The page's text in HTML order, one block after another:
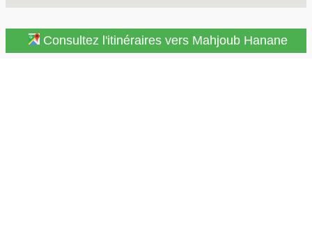
Consultez l'itinéraires vers Mahjoub Hanane